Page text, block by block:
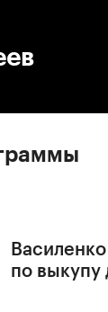
по выкупу